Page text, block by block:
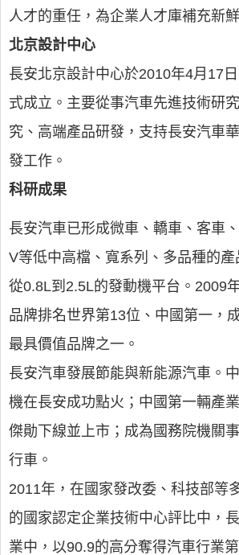
人才的重任，為企業人才庫補充新
北京設計中心
長安北京設計中心於2010年4月17
式成立。主要從事汽車先進技術研
究、高端產品研發，支持長安汽車
發工作。
科研成果
長安汽車已形成微車、轎車、客車
V等低中高檔、寬系列、多品種的
從0.8L到2.5L的發動機平台。2009
品牌排名世界第13位、中國第一，
最具價值品牌之一。
長安汽車發展節能與新能源汽車。
機在長安成功點火；中國第一輛產
傑勛下線並上市；成為國務院機關
行車。
2011年，在國家發改委、科技部等
的國家認定企業技術中心評比中，
業中，以90.9的高分奪得汽車行業第